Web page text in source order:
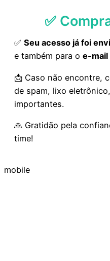
✅
✅ Seu acesso já foi
e também para o e-mail
📩 Caso não encontre,
de spam, lixo
importantes.
🙏 Gratidão pela
time!